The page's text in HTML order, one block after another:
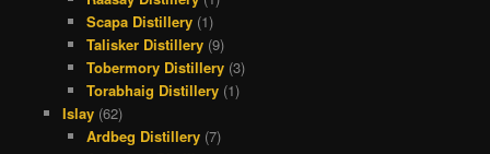
Scapa Distillery (1)
Talisker Distillery (9)
Tobermory Distillery (3)
Torabhaig Distillery (1)
Islay(62)
Ardbeg Distillery (7)